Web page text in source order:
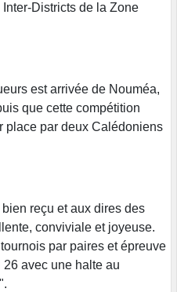
Districts de la Zone
est arrivée de Nouméa,
que cette compétition
place par deux Calédoniens
reçu et aux dires des
conviviale et joyeuse.
par paires et épreuve
avec une halte au